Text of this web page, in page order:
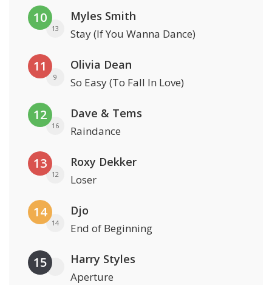
10
13
Myles Smith
Stay (If You Wanna Dance)
11
9
Olivia Dean
So Easy (To Fall In Love)
12
16
Dave & Tems
Raindance
13
12
Roxy Dekker
Loser
14
14
Djo
End of Beginning
15 Harry Styles
Aperture